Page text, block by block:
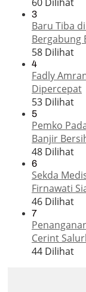
3
Baru Tiba
Bergabung
58 Dilihat
4
Fadly
Dipercepat
53 Dilihat
5
Pemko
Banjir
48 Dilihat
6
Sekda
Firnawati
46 Dilihat
7
Cerint
44 Dilihat